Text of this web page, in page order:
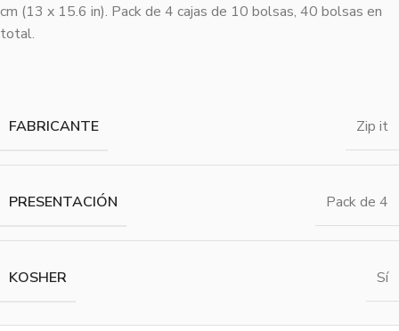
cm (13 x 15.6 in). Pack de 4 cajas de 10 bolsas, 40 bolsas en
total.
FABRICANTE Zip it
PRESENTACIÓN Pack de 4
KOSHER Sí